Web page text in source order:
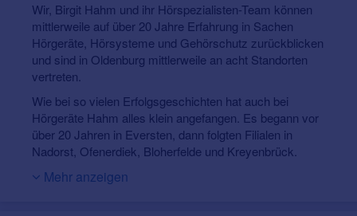
Wir, Birgit Hahm und ihr Hörspezialisten-Team können
mittlerweile auf über 20 Jahre Erfahrung in Sachen
Hörgeräte, Hörsysteme und Gehörschutz zurückblicken
und sind in Oldenburg mittlerweile an acht Standorten
vertreten.
Wie bei so vielen Erfolgsgeschichten hat auch bei
Hörgeräte Hahm alles klein angefangen. Es begann vor
über 20 Jahren in Eversten, dann folgten Filialen in
Nadorst, Ofenerdiek, Bloherfelde und Kreyenbrück.
Wiefelstede. Das Ergebnis: Ein unschlagbarer Bonus für
Mehr anzeigen